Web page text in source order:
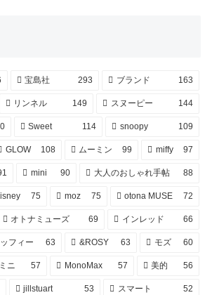
宝島社 293 ブランド 163
リンネル 149 スヌーピー 144
Sweet 114 snoopy 109
GLOW 108 ムーミン 99 miffy 97
mini 90 大人のおしゃれ手帖 88
75 moz 75 otona MUSE 72
オトナミューズ 69 インレッド 66
ッフィー 63 &ROSY 63 モズ 60
ミニ 57 MonoMax 57 美的 56
jillstuart 53 スマート 52